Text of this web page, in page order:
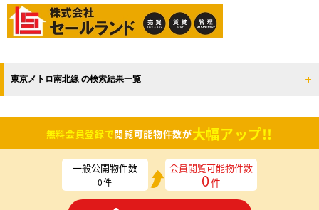
東京メトロ南北線 の検索結果一覧
無料会員登録で閲覧可能物件数が大幅アップ!!
一般公開物件数
0件
会員閲覧可能物件数
0件